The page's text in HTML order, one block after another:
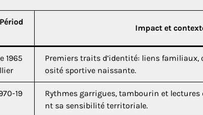
Impact et
1965
Premiers traits d’identité: liens familiaux,
osité sportive naissante.
19
Rythmes garrigues, tambourin et
nt sa sensibilité territoriale.